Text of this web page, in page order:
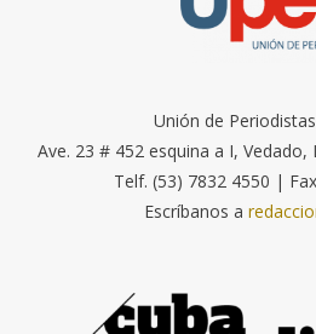
Unión de
Ave. 23 # 452 esquina a I, Vedado,
Telf. (53) 7832 4550 |
Escríbanos a